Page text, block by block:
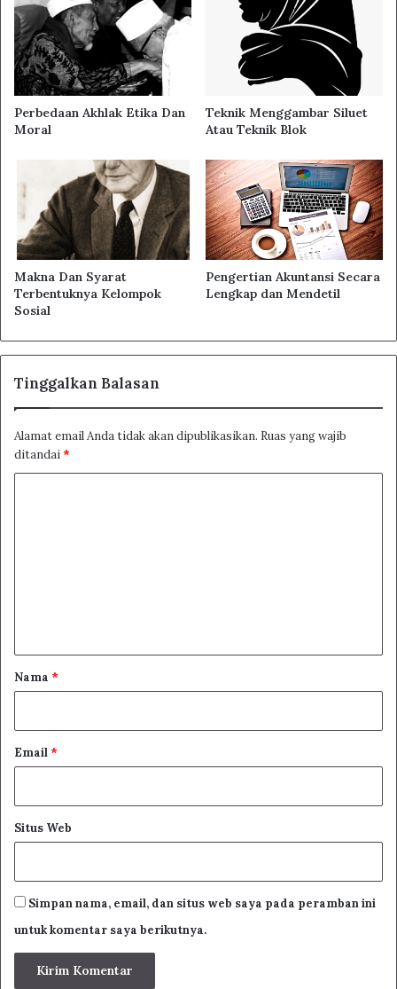
Perbedaan Akhlak Etika Dan
Moral
Teknik Menggambar Siluet
Atau Teknik Blok
Makna Dan Syarat
Terbentuknya Kelompok
Sosial
Pengertian Akuntansi Secara
Lengkap dan Mendetil
Tinggalkan Balasan
Alamat email Anda tidak akan dipublikasikan. Ruas yang wajib
ditandai*
r
Nama *
Email*
Situs Web
Simpan nama, email, dan situs web saya pada peramban ini
untuk komentar saya berikutnya.